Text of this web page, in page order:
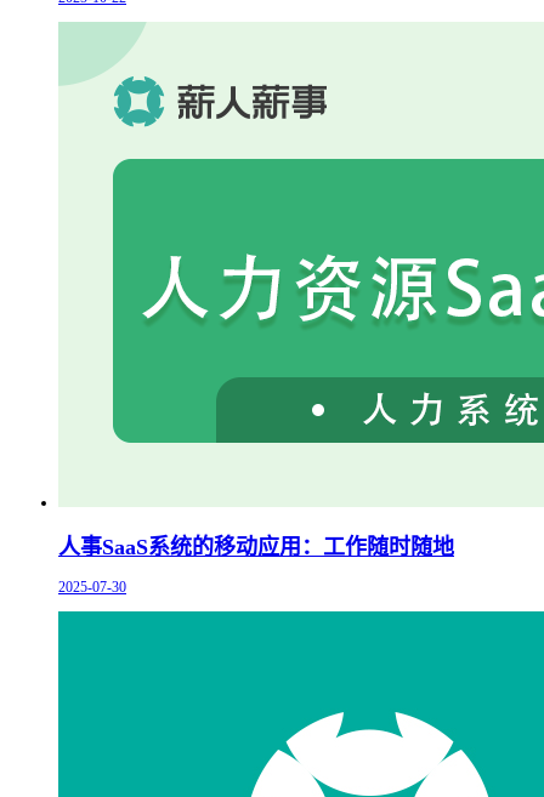
人事SaaS系统的移动应用：工作随时随地
2025-07-30